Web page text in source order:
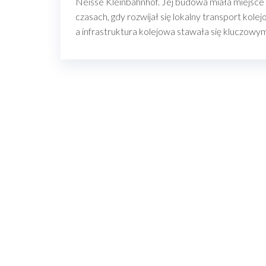
czasach, gdy rozwijał się lokalny transport
a infrastruktura kolejowa stawała się